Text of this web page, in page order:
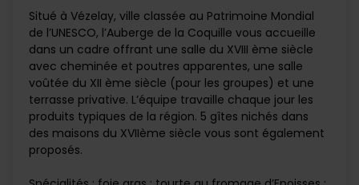
Situé à Vézelay, ville classée au Patrimoine Mondial
de l’UNESCO, l’Auberge de la Coquille vous accueille
dans un cadre offrant une salle du XVIII ème siècle
avec cheminée et poutres apparentes, une salle
voûtée du XII ème siècle (pour les groupes) et une
terrasse privative. L’équipe travaille chaque jour les
produits typiques de la région. 5 gîtes nichés dans
des maisons du XVIIème siècle vous sont également
proposés.